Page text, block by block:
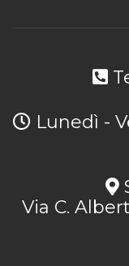
Lunedì -
Via C.